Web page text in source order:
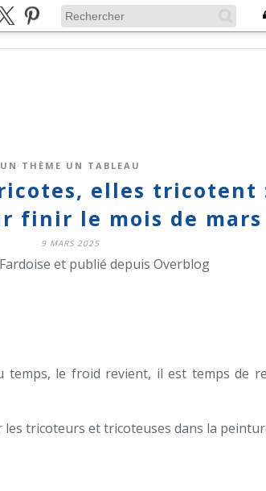
UN THÈME UN TABLEAU
elles tricotent
finir le mois de mars
9 MARS 2025
et publié depuis Overblog
temps, le froid revient, il est temps de
tricoteurs et tricoteuses dans la